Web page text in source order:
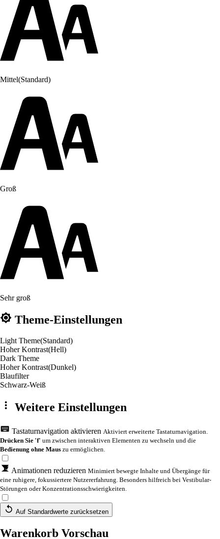
Mittel(Standard)
Groß
Sehr groß
Theme-Einstellungen
Light Theme(Standard)
Hoher Kontrast(Hell)
Dark Theme
Hoher Kontrast(Dunkel)
Blaufilter
Schwarz-Weiß
Weitere Einstellungen
Tastaturnavigation aktivieren Aktiviert erweiterte Tastaturnavigation.
Drücken Sie 'f' um zwischen interaktiven Elementen zu wechseln und die
Bedienung ohne Maus zu ermöglichen.
Animationen reduzieren Minimiert bewegte Inhalte und Übergänge für
eine ruhigere, fokussiertere Nutzererfahrung. Besonders hilfreich bei Vestibular-
Störungen oder Konzentrationsschwierigkeiten.
Auf Standardwerte zurücksetzen
Warenkorb Vorschau